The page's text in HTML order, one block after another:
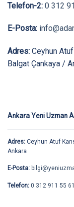
Telefon-2: 0 312
E-Posta:
Adres: Ceyhun
Balgat Çankaya /
Ankara Yeni Uzman
Adres: Ceyhun Atuf
Ankara
E-Posta:
Telefon: 0 312 911 55 61